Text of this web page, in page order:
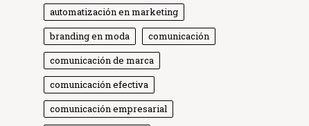
automatización en marketing
branding en moda
comunicación
comunicación de marca
comunicación efectiva
comunicación empresarial